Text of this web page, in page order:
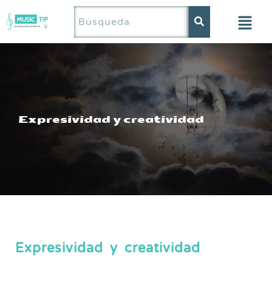
Expresividad y creatividad
Expresividad y creatividad